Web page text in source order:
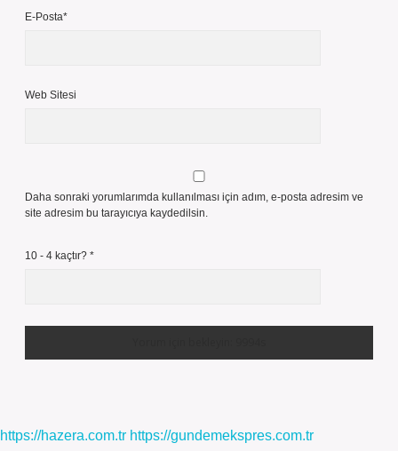
E-Posta*
Web Sitesi
Daha sonraki yorumlarımda kullanılması için adım, e-posta adresim ve
site adresim bu tarayıcıya kaydedilsin.
10 - 4 kaçtır? *
https://hazera.com.tr https://gundemekspres.com.tr